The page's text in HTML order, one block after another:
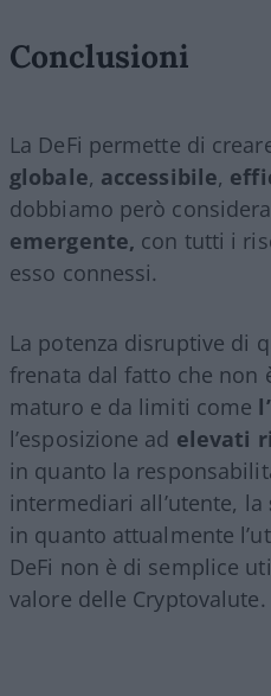
Conclusioni
La DeFi permette di
globale, accessibile,
dobbiamo però
emergente, con tutti i
esso connessi.
La potenza disruptive di
frenata dal fatto che non
maturo e da limiti come
l’esposizione ad elevati
in quanto la
intermediari all’utente, la
in quanto attualmente
DeFi non è di semplice
valore delle Cryptovalute.